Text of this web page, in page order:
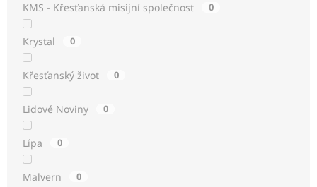
KMS - Křesťanská misijní společnost 0
Krystal 0
Křesťanský život 0
Lidové Noviny 0
Lípa 0
Malvern 0